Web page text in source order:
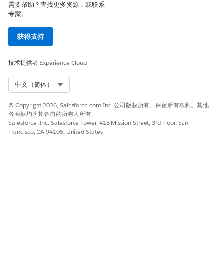
需要帮助？查找更多资源，或联系
专家。
获得支持
技术提供者 Experience Cloud
中文（简体）
© Copyright 2026, Salesforce.com Inc. 公司版权所有。保留所有权利。其他
各商标均为其各自的所有人所有。
Salesforce, Inc. Salesforce Tower, 415 Mission Street, 3rd Floor, San
Francisco, CA 94105, United States